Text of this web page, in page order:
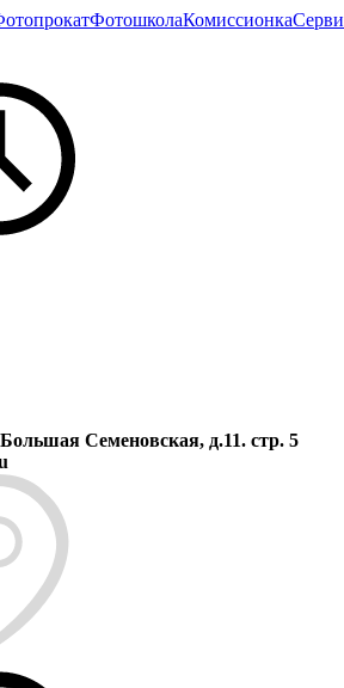
ФотошколаКомиссионка
Семеновская, д.11. стр. 5